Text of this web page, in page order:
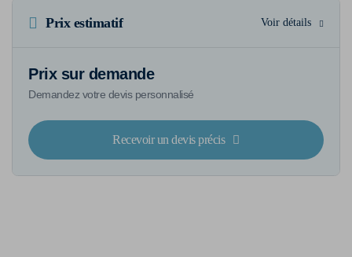
Prix estimatif Voir détails
Prix sur demande
Demandez votre devis personnalisé
Recevoir un devis précis